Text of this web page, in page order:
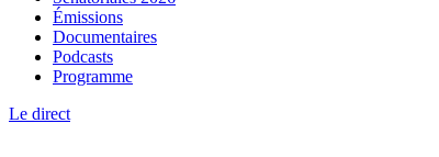
Émissions
Documentaires
Podcasts
Programme
Le direct